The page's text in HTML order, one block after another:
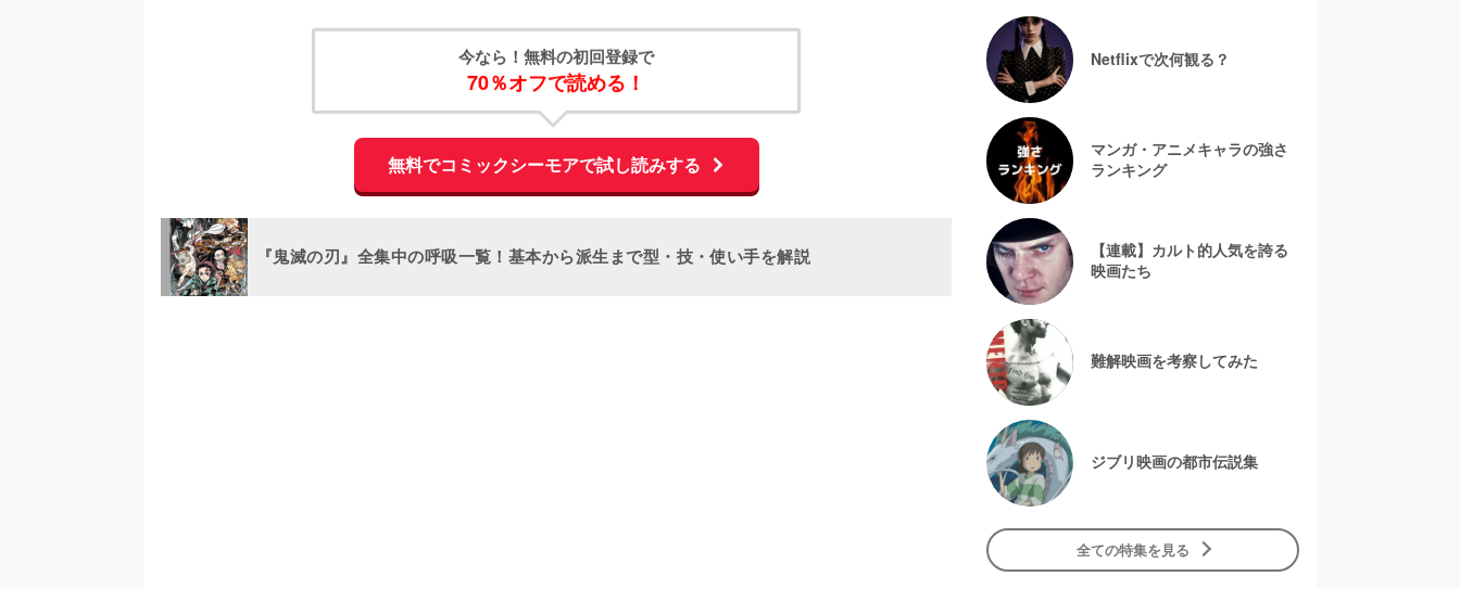
今なら！無料の初回登録で
70％オフで読める！
無料でコミックシーモアで試し読みする
『鬼滅の刃』全集中の呼吸一覧！基本から派生まで型・技・使い手を解説
Netflixで次何観る？
マンガ・アニメキャラの強さ
ランキング
【連載】カルト的人気を誇る
映画たち
難解映画を考察してみた
ジブリ映画の都市伝説集
全ての特集を見る